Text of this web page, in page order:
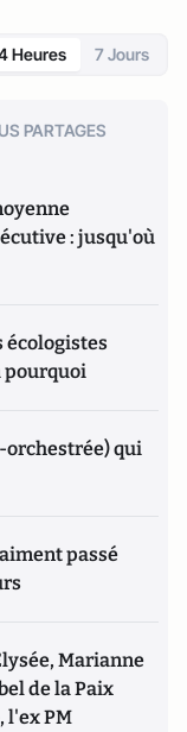
Heures 7 Jours
PARTAGES
: jusqu'où
écologistes
pourquoi
qui
passé
Marianne
de la Paix
l'ex PM